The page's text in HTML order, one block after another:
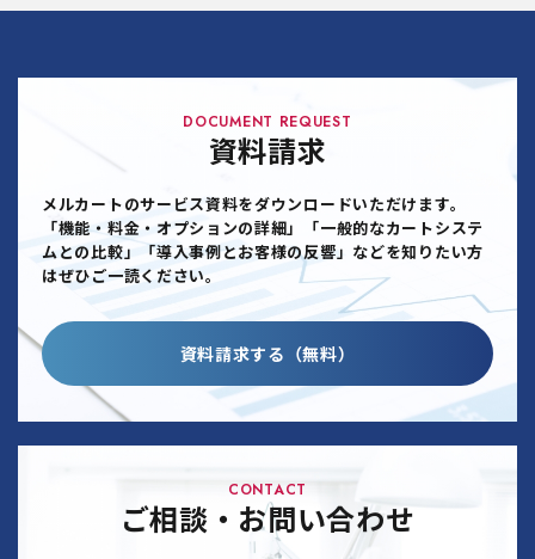
DOCUMENT REQUEST
資料請求
メルカートのサービス資料をダウンロードいただけます。
「機能・料金・オプションの詳細」「一般的なカートシステ
ムとの比較」「導入事例とお客様の反響」などを知りたい方
はぜひご一読ください。
資料請求する（無料）
CONTACT
ご相談・お問い合わせ